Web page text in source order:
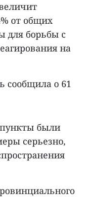
от общих
для борьбы с
на
сообщила о 61
были
серьезно,